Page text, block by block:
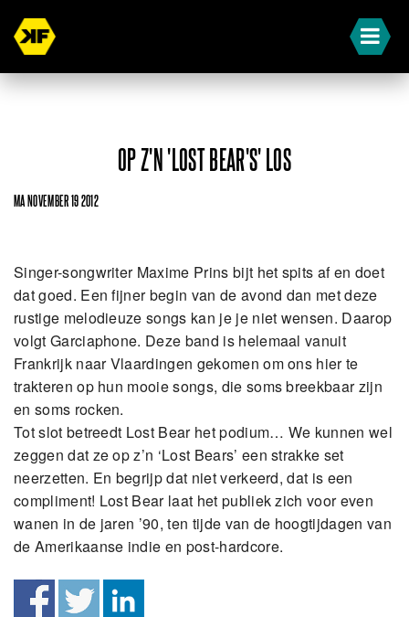
OP Z'N 'LOST BEAR'S' LOS
MA NOVEMBER 19 2012
Singer-songwriter Maxime Prins bijt het spits af en doet
dat goed. Een fijner begin van de avond dan met deze
rustige melodieuze songs kan je je niet wensen. Daarop
volgt Garciaphone. Deze band is helemaal vanuit
Frankrijk naar Vlaardingen gekomen om ons hier te
trakteren op hun mooie songs, die soms breekbaar zijn
en soms rocken.
Tot slot betreedt Lost Bear het podium… We kunnen wel
zeggen dat ze op z’n ‘Lost Bears’ een strakke set
neerzetten. En begrijp dat niet verkeerd, dat is een
compliment! Lost Bear laat het publiek zich voor even
wanen in de jaren ’90, ten tijde van de hoogtijdagen van
de Amerikaanse indie en post-hardcore.